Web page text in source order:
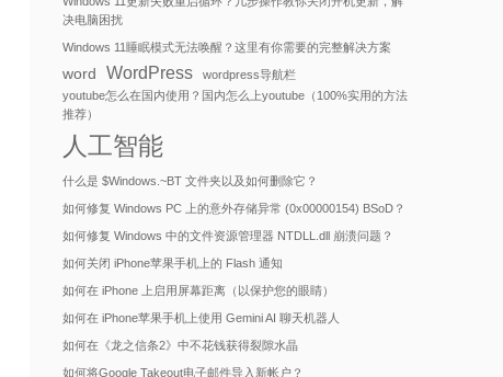
决电脑困扰
Windows 11睡眠模式无法唤醒？这里有你需要的完整解决方案
word WordPress
wordpress导航栏
youtube怎么在国内使用？国内怎么上youtube（100%实用的方法
推荐）
人工智能
什么是 $Windows.~BT 文件夹以及如何删除它？
如何修复 Windows PC 上的意外存储异常 (0x00000154) BSoD？
如何修复 Windows 中的文件资源管理器 NTDLL.dll 崩溃问题？
如何关闭 iPhone苹果手机上的 Flash 通知
如何在 iPhone 上启用屏幕距离（以保护您的眼睛）
如何在 iPhone苹果手机上使用 Gemini AI 聊天机器人
如何在《龙之信条2》中不花钱获得裂隙水晶
如何将Google Takeout电子邮件导入新帐户？